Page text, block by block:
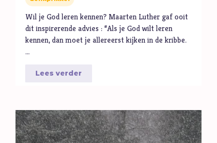
Wil je God leren kennen? Maarten Luther gaf ooit
dit inspirerende advies : “Als je God wilt leren
kennen, dan moet je allereerst kijken in de kribbe.
…
Lees verder